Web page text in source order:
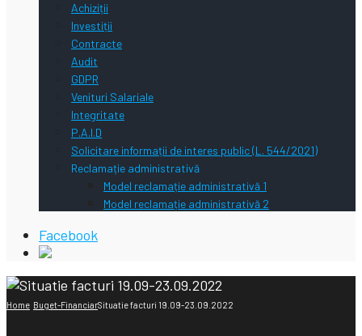
Achiziții
Investiții
Contracte
Audit
GDPR
Venituri Salariale
Integritate
P.A.I.D
Solicitare informații de interes public (L. 544/2021)
Reclamație administrativă
Model reclamație administrativă 1
Model reclamație administrativă 2
Facebook
Home Buget-FinanciarSituatie facturi 19.09-23.09.2022